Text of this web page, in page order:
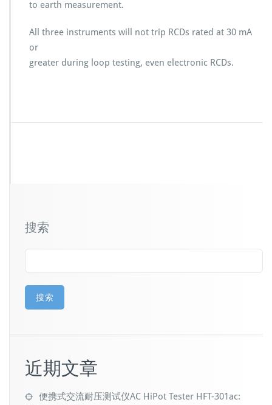
to earth measurement.
All three instruments will not trip RCDs rated at 30 mA
or
greater during loop testing, even electronic RCDs.
搜索
搜索
近期文章
便携式交流耐压测试仪AC HiPot Tester HFT-301ac: